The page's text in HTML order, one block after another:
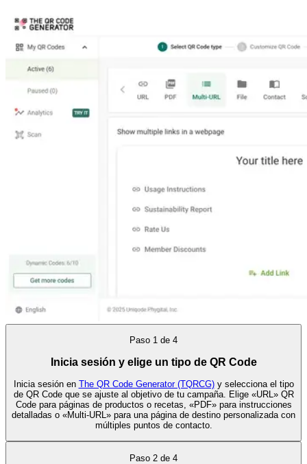
Paso 1 de 4
Inicia sesión y elige un tipo de QR Code
Inicia sesión en The QR Code Generator (TQRCG)y selecciona el tipo
de QR Code que se ajuste al objetivo de tu campaña. Elige «URL» QR
Code para páginas de productos o recetas, «PDF» para instrucciones
detalladas o «Multi-URL» para una página de destino personalizada con
múltiples puntos de contacto.
Paso 2 de 4